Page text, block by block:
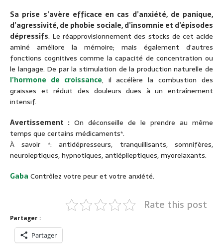
Sa prise s’avère efficace en cas d’anxiété, de panique,
d’agressivité, de phobie sociale, d’insomnie et d’épisodes
dépressifs. Le réapprovisionnement des stocks de cet acide
aminé améliore la mémoire; mais également d’autres
fonctions cognitives comme la capacité de concentration ou
le langage. De par la stimulation de la production naturelle de
l’hormone de croissance, il accélère la combustion des
graisses et réduit des douleurs dues à un entraînement
intensif.
Avertissement : On déconseille de le prendre au même
temps que certains médicaments*.
À savoir *: antidépresseurs, tranquillisants, somnifères,
neuroleptiques, hypnotiques, antiépileptiques, myorelaxants.
Gaba Contrôlez votre peur et votre anxiété.
Rate this post
Partager :
Partager